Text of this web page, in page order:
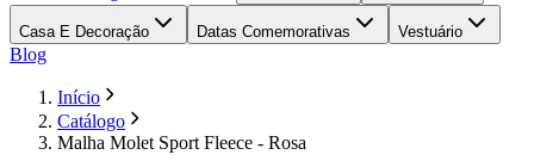
Casa E Decoração Datas Comemorativas Vestuário
Blog
Início
Catálogo
Malha Molet Sport Fleece - Rosa